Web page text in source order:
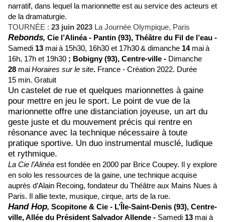
narratif, dans lequel la marionnette est au service des acteurs et
de la dramaturgie.
TOURNÉE : 23 juin 2023 La Journée Olympique, Paris
Rebonds, Cie l’Alinéa - Pantin (93), Théâtre du Fil de l’eau -
Samedi 13 maià 15h30, 16h30 et 17h30& dimanche 14 maià
16h, 17h et 19h30 ; Bobigny (93), Centre-ville - Dimanche
28 maiHoraires sur le site. France - Création 2022. Durée
15 min. Gratuit
Un castelet de rue et quelques marionnettes à gaine
pour mettre en jeu le sport. Le point de vue de la
marionnette offre une distanciation joyeuse, un art du
geste juste et du mouvement précis qui rentre en
résonance avec la technique nécessaire à toute
pratique sportive. Un duo instrumental musclé, ludique
et rythmique.
La Cie l’Alinéa est fondée en 2000 par Brice Coupey. Il y explore
en solo les ressources de la gaine, une technique acquise
auprès d’Alain Recoing, fondateur du Théâtre aux Mains Nues à
Paris. Il allie texte, musique, cirque, arts de la rue.
Hand Hop, Scopitone & Cie - L’Île-Saint-Denis (93), Centre-
ville, Allée du Président Salvador Allende - Samedi 13 mai à